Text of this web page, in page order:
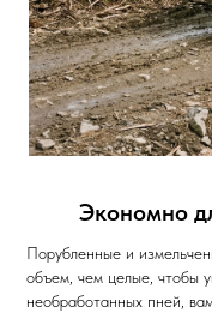
Экономно
Порубленные и
объем, чем целые, чтобы
необработанных пней,